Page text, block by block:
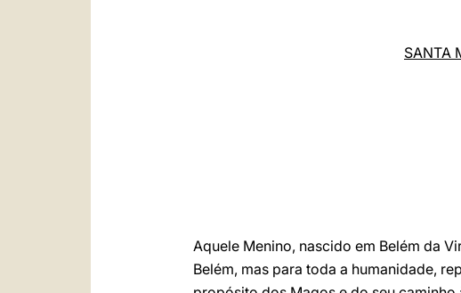
SANTA
Aquele Menino, nascido em Belém da
Belém, mas para toda a humanidade,